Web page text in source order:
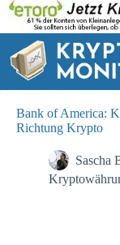
Zum
Inhalt
springen
Bank of America:
Richtung Krypto
Sascha